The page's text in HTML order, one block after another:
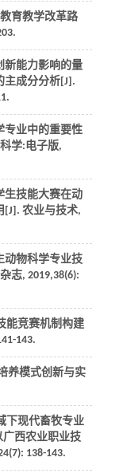
育教学改革路
新能力影响的量
主成分分析[J].
专业中的重要性
学:电子版,
生技能大赛在动
[J]. 农业与技术,
动物科学专业技
志, 2019,38(6):
能竞赛机制构建
143.
养模式创新与实
下现代畜牧专业
广西农业职业技
(7): 138-143.